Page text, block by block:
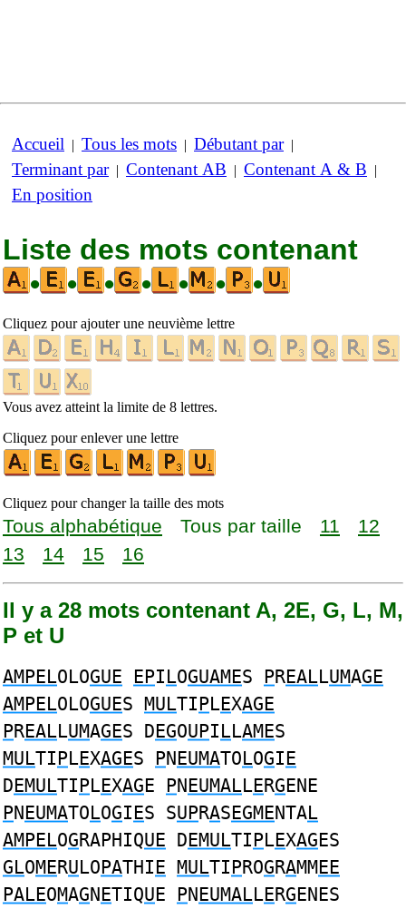
Accueil | Tous les mots | Débutant par|
Terminant par| Contenant AB | Contenant A & B |
En position
Liste des mots contenant
•
• • • • • •
Cliquez pour ajouter une neuvième lettre
Vous avez atteint la limite de 8 lettres.
Cliquez pour enlever une lettre
Cliquez pour changer la taille des mots
Tous alphabétique Tous par taille 11
12
13
14 15 16
Il y a 28 mots contenant A, 2E, G, L, M,
P et U
AMPELOLOGUE EPILOGUAMES PREALLUMAGE
AMPELOLOGUES MULTIPLEXAGE
PREALLUMAGES DEGOUPILLAMES
MULTIPLEXAGES PNEUMATOLOGIE
DEMULTIPLEXAGE PNEUMALLERGENE
PNEUMATOLOGIES SUPRASEGMENTAL
AMPELOGRAPHIQUE DEMULTIPLEXAGES
GLOMERULOPATHIE MULTIPROGRAMMEE
PALEOMAGNETIQUE PNEUMALLERGENES